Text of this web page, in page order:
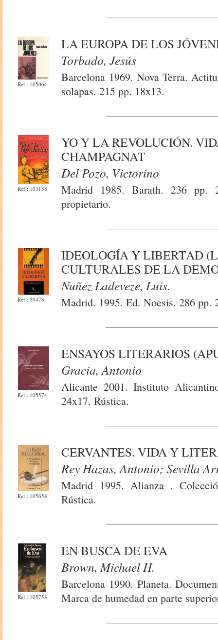
Ref.: 105064
LA EUROPA DE LOS
Torbado, Jesús
Barcelona 1969. Nova Terra.
solapas. 215 pp. 18x13.
Ref.: 105138
YO Y LA REVOLUCIÓN.
CHAMPAGNAT
Del Pozo, Victorino
Madrid 1985. Barath. 236 pp.
propietario.
Ref.: 50478
IDEOLOGÍA Y LIBERTAD
CULTURALES DE LA
Nuñez Ladeveze, Luis.
Madrid. 1995. Ed. Noesis. 286 pp.
Ref.: 105574
ENSAYOS LITERARIOS
Gracia, Antonio
Alicante 2001. Instituto
24x17. Rústica.
Ref.: 105658
CERVANTES. VIDA Y
Rey Hazas, Antonio; Sevilla
Madrid 1995. Alianza .
Rústica.
Ref.: 105758
EN BUSCA DE EVA
Brown, Michael H.
Barcelona 1990. Planeta.
Marca de humedad en parte